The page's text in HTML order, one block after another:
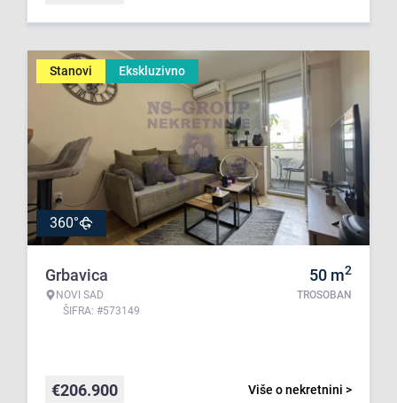
Stanovi Ekskluzivno
360°
Grbavica
NOVI SAD
ŠIFRA: #573149
50 m2
TROSOBAN
Više o nekretnini >
€206.900